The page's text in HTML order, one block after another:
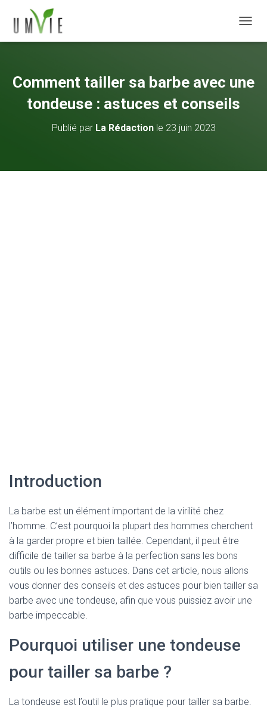
Comment tailler sa barbe avec une
tondeuse : astuces et conseils
Publié par La Rédactionle 23 juin 2023
Introduction
La barbe est un élément important de la virilité chez
l’homme. C’est pourquoi la plupart des hommes cherchent
à la garder propre et bien taillée. Cependant, il peut être
difficile de tailler sa barbe à la perfection sans les bons
outils ou les bonnes astuces. Dans cet article, nous allons
vous donner des conseils et des astuces pour bien tailler sa
barbe avec une tondeuse, afin que vous puissiez avoir une
barbe impeccable.
Pourquoi utiliser une tondeuse
pour tailler sa barbe ?
La tondeuse est l’outil le plus pratique pour tailler sa barbe.